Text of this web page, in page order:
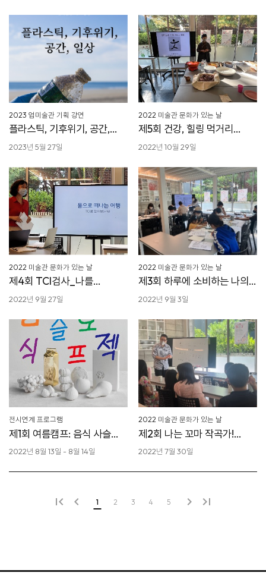
2023 엄미술관 기획 강연
플라스틱, 기후위기, 공간,
일상
2023년 5월 27일
2022 미술관 문화가 있는 날
제5회 건강, 힐링 먹거리
만들기
2022년 10월 29일
2022 미술관 문화가 있는 날
제4회 TCI검사_나를
알아가는 시간
2022년 9월 27일
2022 미술관 문화가 있는 날
제3회 하루에 소비하는 나의
음식
2022년 9월 3일
전시연계 프로그램
제1회 여름캠프: 음식 사슬
프로젝트
2022년 8월 13일 - 8월 14일
2022 미술관 문화가 있는 날
제2회 나는 꼬마 작곡가!
박자감각 키우기
2022년 7월 30일
first_page keyboard_arrow_left 1 2 3 4 5 keyboard_arrow_right last_page